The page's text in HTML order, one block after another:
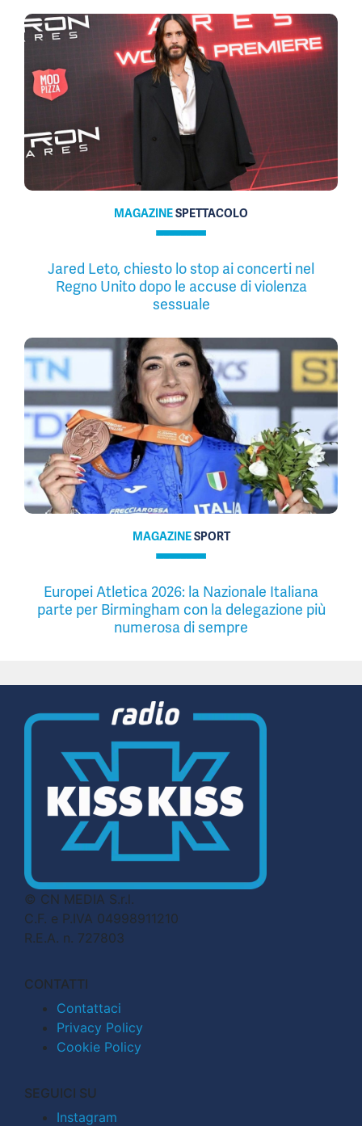
MAGAZINESPETTACOLO
Jared Leto, chiesto lo stop ai concerti nel
Regno Unito dopo le accuse di violenza
sessuale
MAGAZINESPORT
Europei Atletica 2026: la Nazionale Italiana
parte per Birmingham con la delegazione più
numerosa di sempre
© CN MEDIA S.r.l.
C.F. e P.IVA 04998911210
R.E.A. n. 727803
CONTATTI
Contattaci
Privacy Policy
Cookie Policy
SEGUICI SU
Instagram